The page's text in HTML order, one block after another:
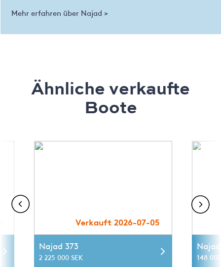
Mehr erfahren über Najad >
Ähnliche verkaufte
Boote
Verkauft 2026-07-05
Najad 373
2 225 000 SEK 148